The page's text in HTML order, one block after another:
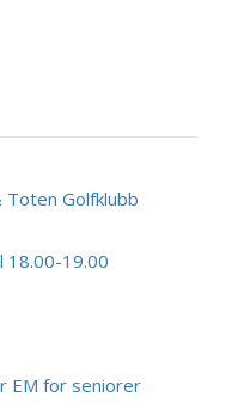
Golfklubb
18.00-19.00
EM for seniorer